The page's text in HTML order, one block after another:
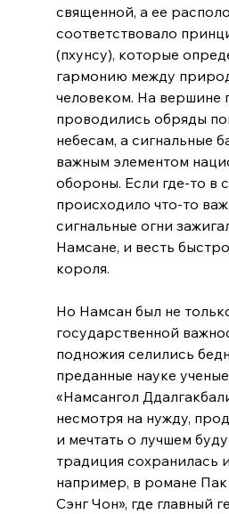
священной, а ее
соответствовало
(пхунсу), которые
гармонию между
человеком. На вершине
проводились обряды
небесам, а сигнальные
важным элементом
обороны. Если где-то в
происходило что-то
сигнальные огни
Намсане, и весть
короля.
Но Намсан был не
государственной
подножия селились
преданные науке
«Намсангол
несмотря на нужду,
и мечтать о лучшем
традиция сохранилась
например, в романе
Сэнг Чон», где главный